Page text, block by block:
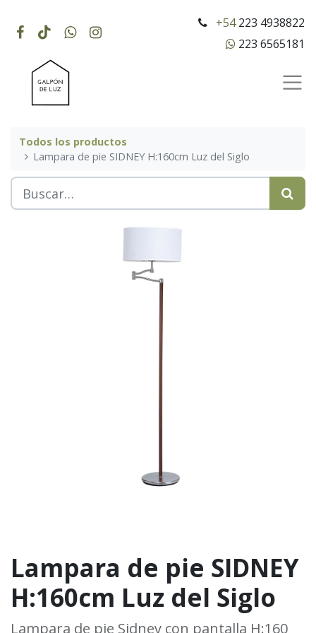
+54223 4938822
223 6565181
Todos los productos
Lampara de pie SIDNEY H:160cm Luz del Siglo
Lampara de pie SIDNEY
H:160cm Luz del Siglo
Lampara de pie Sidney con pantalla H:160